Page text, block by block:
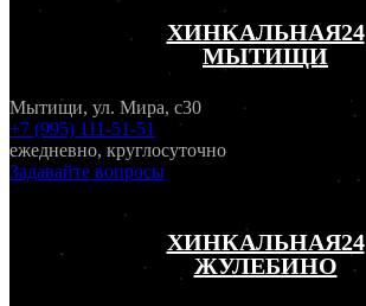
ХИНКАЛЬНАЯ24
МЫТИЩИ
Мытищи, ул. Мира, с30
+7 (995) 111-51-51
ежедневно, круглосуточно
Задавайте вопросы
ХИНКАЛЬНАЯ24
ЖУЛЕБИНО